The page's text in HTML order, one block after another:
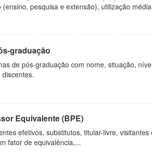
pesquisa e extensão), utilização
graduação
de pós-graduação com nome, situação,
Equivalente (BPE)
efetivos, substitutos, titular-livre,
fator de equivalência,...